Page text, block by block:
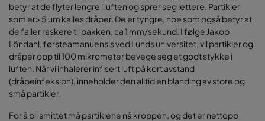
betyr at de flyter lengre i luften og sprer seg lettere. Partikler
som er> 5 µm kalles dråper. De er tyngre, noe som også betyr at
de faller raskere til bakken, ca 1 mm/sekund. I følge Jakob
Löndahl, førsteamanuensis ved Lunds universitet, vil partikler og
dråper opp til 100 mikrometer bevege seg et godt stykke i
luften. Når vi inhalerer infisert luft på kort avstand
(dråpeinfeksjon), inneholder den alltid en blanding av store og
små partikler.
For å bli smittet må partiklene nå kroppen, og det er nettopp